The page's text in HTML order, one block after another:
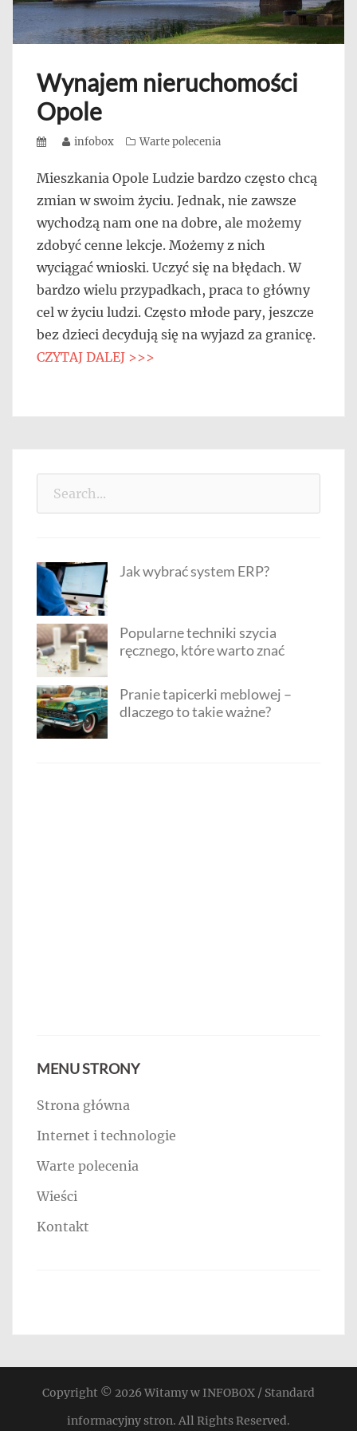
Wynajem nieruchomości
Opole
PostedAuthor
infobox Categories
Warte polecenia
Mieszkania Opole Ludzie bardzo często chcą
zmian w swoim życiu. Jednak, nie zawsze
wychodzą nam one na dobre, ale możemy
zdobyć cenne lekcje. Możemy z nich
wyciągać wnioski. Uczyć się na błędach. W
bardzo wielu przypadkach, praca to główny
cel w życiu ludzi. Często młode pary, jeszcze
bez dzieci decydują się na wyjazd za granicę.
CZYTAJ DALEJ >>>
Jak wybrać system ERP?
Popularne techniki szycia
ręcznego, które warto znać
Pranie tapicerki meblowej –
dlaczego to takie ważne?
MENU STRONY
Strona główna
Internet i technologie
Warte polecenia
Wieści
Kontakt
Copyright © 2026Witamy w INFOBOX / Standard
informacyjny stron. All Rights Reserved.